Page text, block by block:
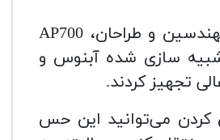
بدین منظور مهندسین و طراحان، AP700
شبیه سازی شده آبنوس و
تجهیز کردند.
کردن می‌توانید این حس